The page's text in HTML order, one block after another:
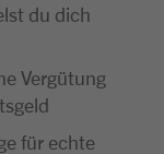
du dich
Vergütung
für echte